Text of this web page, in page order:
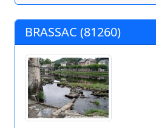
BRASSAC (81260)